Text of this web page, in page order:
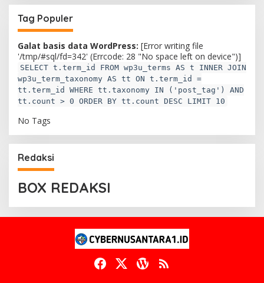
Tag Populer
Galat basis data WordPress: [Error writing file
'/tmp/#sql/fd=342' (Errcode: 28 "No space left on device")]
SELECT t.term_id FROM wp3u_terms AS t INNER JOIN
wp3u_term_taxonomy AS tt ON t.term_id =
tt.term_id WHERE tt.taxonomy IN ('post_tag') AND
tt.count > 0 ORDER BY tt.count DESC LIMIT 10
No Tags
Redaksi
BOX REDAKSI